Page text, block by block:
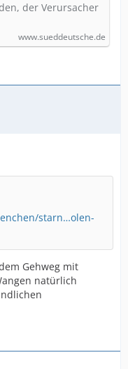
der Verursacher
www.sueddeutsche.de
starn…olen-
Gehweg mit
natürlich